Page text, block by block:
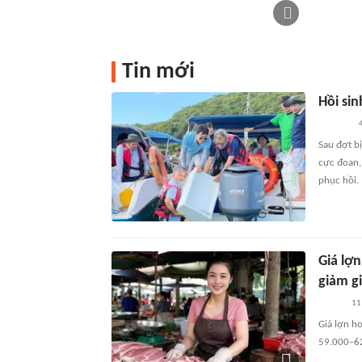
Tin mới
Hồi
Sau đợt
cực
phục hồi.
Giá
giảm
Giá lợn